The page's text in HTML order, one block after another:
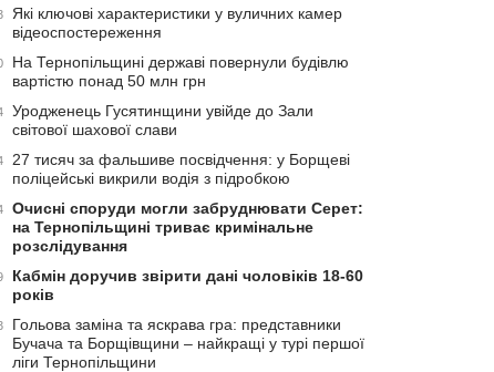
Які ключові характеристики у вуличних камер
відеоспостереження
На Тернопільщині державі повернули будівлю
вартістю понад 50 млн грн
Уродженець Гусятинщини увійде до Зали
світової шахової слави
27 тисяч за фальшиве посвідчення: у Борщеві
поліцейські викрили водія з підробкою
Очисні споруди могли забруднювати Серет:
на Тернопільщині триває кримінальне
розслідування
Кабмін доручив звірити дані чоловіків 18-60
років
Гольова заміна та яскрава гра: представники
Бучача та Борщівщини – найкращі у турі першої
ліги Тернопільщини